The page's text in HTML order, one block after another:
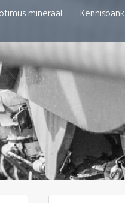
mineraal Kennisbank